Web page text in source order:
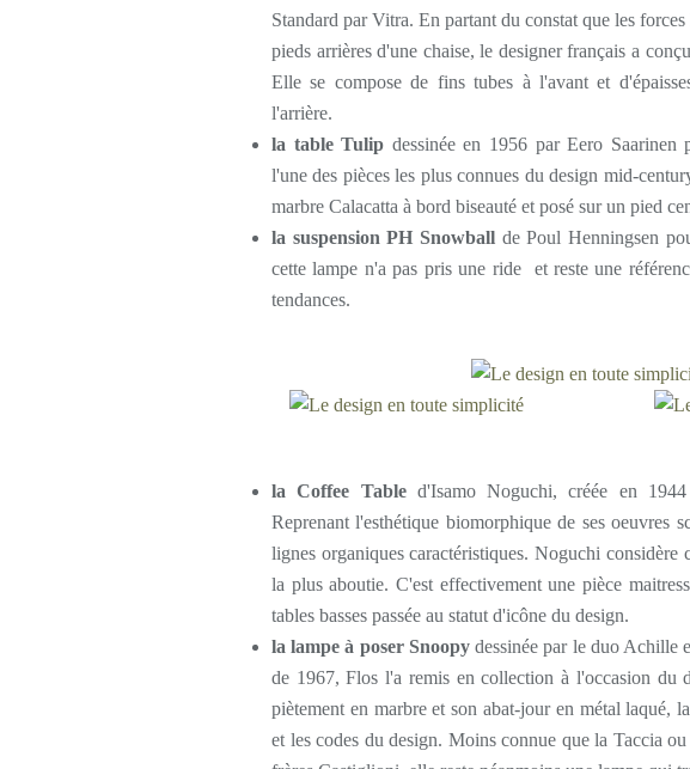
Standard par Vitra. En partant du constat que les
pieds arrières d'une chaise, le designer français a
Elle se compose de fins tubes à l'avant et
l'arrière.
la table Tulip dessinée en 1956 par Eero
l'une des pièces les plus connues du design mid-
marbre Calacatta à bord biseauté et posé sur un pied
la suspension PH Snowball de Poul Henningsen
cette lampe n'a pas pris une ride et reste une
tendances.
la Coffee Table d'Isamo Noguchi, créée en
Reprenant l'esthétique biomorphique de ses oeuvres
lignes organiques caractéristiques. Noguchi considère
la plus aboutie. C'est effectivement une pièce
tables basses passée au statut d'icône du design.
la lampe à poser Snoopydessinée par le duo Achille
de 1967, Flos l'a remis en collection à l'occasion du
piètement en marbre et son abat-jour en métal laqué,
et les codes du design. Moins connue que la Taccia